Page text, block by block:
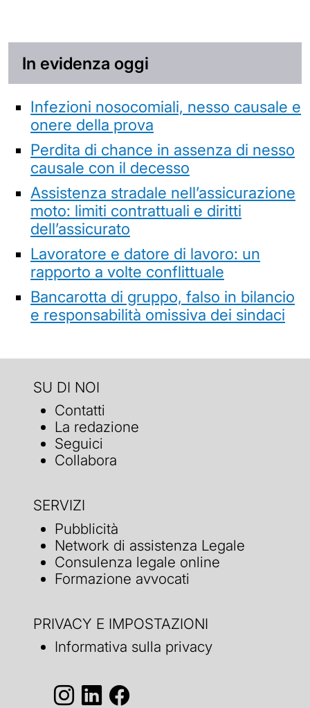
In evidenza oggi
Infezioni nosocomiali, nesso causale e
onere della prova
Perdita di chance in assenza di nesso
causale con il decesso
Assistenza stradale nell’assicurazione
moto: limiti contrattuali e diritti
dell’assicurato
Lavoratore e datore di lavoro: un
rapporto a volte conflittuale
Bancarotta di gruppo, falso in bilancio
e responsabilità omissiva dei sindaci
SU DI NOI
Contatti
La redazione
Seguici
Collabora
SERVIZI
Pubblicità
Network di assistenza Legale
Consulenza legale online
Formazione avvocati
PRIVACY E IMPOSTAZIONI
Informativa sulla privacy